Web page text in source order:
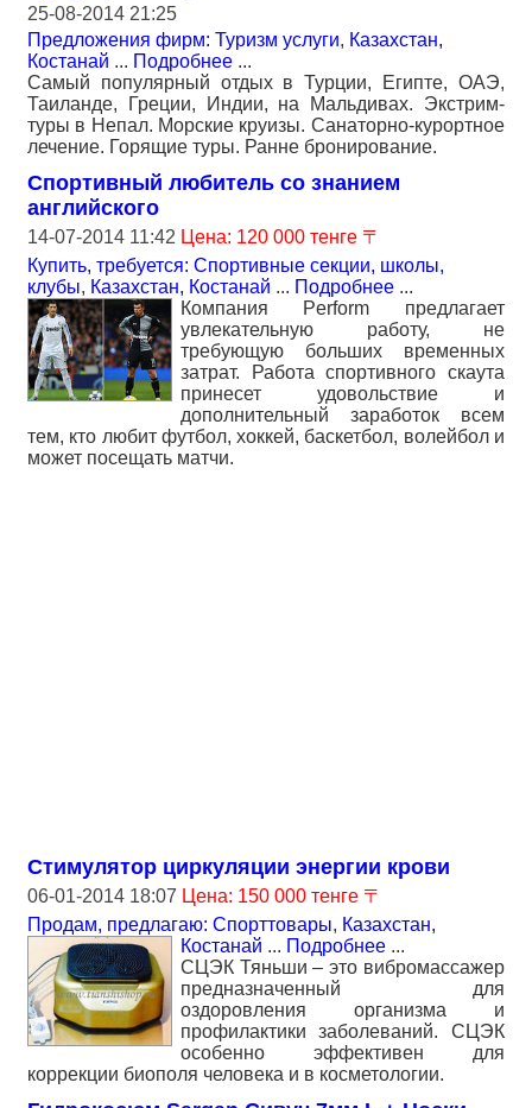
25-08-2014 21:25
Предложения фирм: Туризм услуги, Казахстан,
Костанай ... Подробнее ...
Самый популярный отдых в Турции, Египте, ОАЭ,
Таиланде, Греции, Индии, на Мальдивах. Экстрим-
туры в Непал. Морские круизы. Санаторно-курортное
лечение. Горящие туры. Ранне бронирование.
Cпортивный любитель со знанием
английского
14-07-2014 11:42 Цена: 120 000 тенге 〒
Купить, требуется: Спортивные секции, школы,
клубы, Казахстан, Костанай ... Подробнее ...
Компания Perform предлагает
увлекательную работу, не
требующую больших временных
затрат. Работа спортивного скаута
принесет удовольствие и
дополнительный заработок всем
тем, кто любит футбол, хоккей, баскетбол, волейбол и
может посещать матчи.
Стимулятор циркуляции энергии крови
06-01-2014 18:07 Цена: 150 000 тенге 〒
Продам, предлагаю: Спорттовары, Казахстан,
Костанай ... Подробнее ...
СЦЭК Тяньши – это вибромассажер
предназначенный для
оздоровления организма и
профилактики заболеваний. СЦЭК
особенно эффективен для
коррекции биополя человека и в косметологии.